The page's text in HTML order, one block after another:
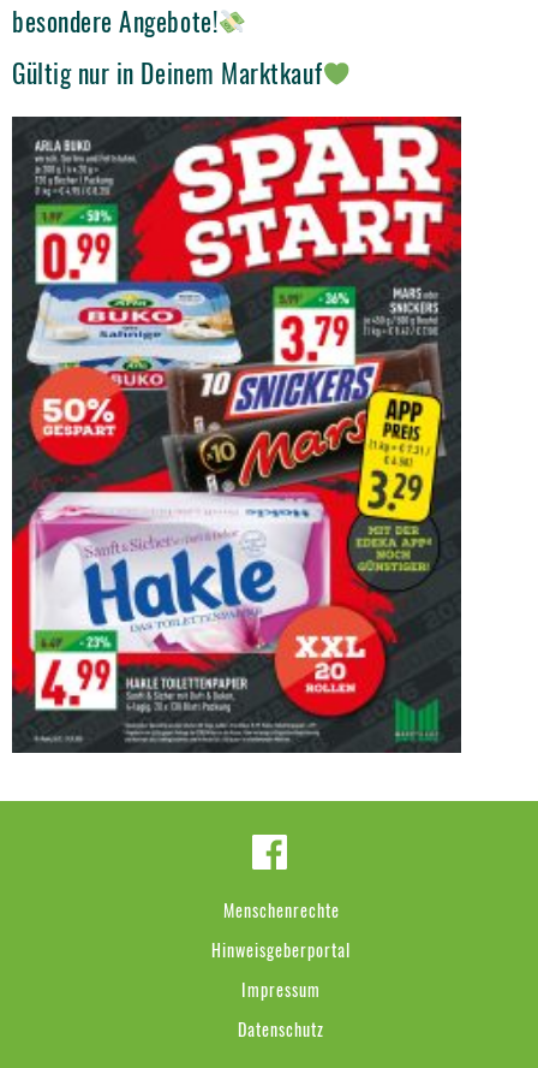
besondere Angebote!
Gültig nur in Deinem Marktkauf
Menschenrechte
Hinweisgeberportal
Impressum
Datenschutz